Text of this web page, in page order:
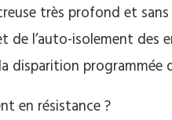
très profond et
de l’auto-isolement des
disparition programmée
en résistance ?